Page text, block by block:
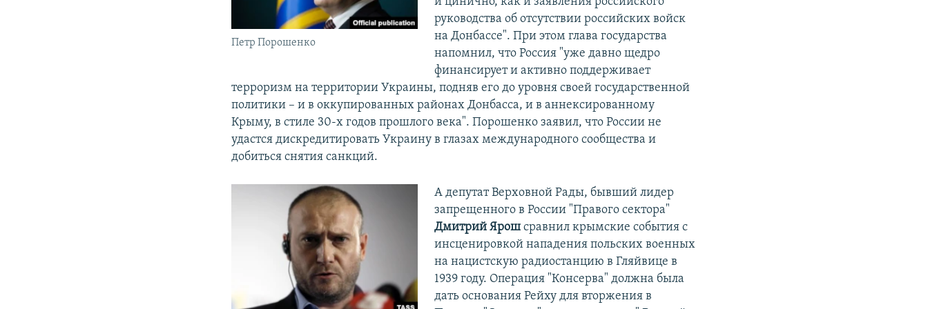
Петр Порошенко
руководства об отсутствии российских войск
на Донбассе". При этом глава государства
напомнил, что Россия "уже давно щедро
финансирует и активно поддерживает
терроризм на территории Украины, подняв его до уровня своей государственной
политики – и в оккупированных районах Донбасса, и в аннексированному
Крыму, в стиле 30-х годов прошлого века". Порошенко заявил, что России не
удастся дискредитировать Украину в глазах международного сообщества и
добиться снятия санкций.
А депутат Верховной Рады, бывший лидер
запрещенного в России "Правого сектора"
Дмитрий Ярошсравнил крымские события с
инсценировкой нападения польских военных
на нацистскую радиостанцию в Гляйвице в
1939 году. Операция "Консерва" должна была
дать основания Рейху для вторжения в